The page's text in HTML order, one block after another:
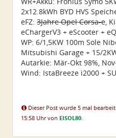
2x12.8kWh BYD HVS
eFZ: 3Jahre Opel Corsa-e,
eChargerV3 + eScooter +
WP: 6/1,5KW 100m Sole
Mitsubishi Garage + 15/
Autarkie: Mär-Okt 98%,
Wind: IstaBreeze i2000 +
Dieser Post wurde 5 mal
15:58 Uhr von EISOL80.